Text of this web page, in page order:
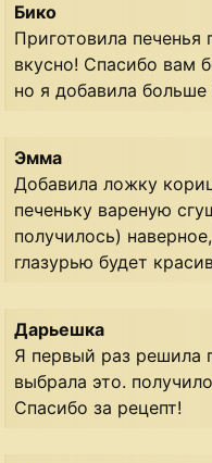
Бико
Приготовила печенья
вкусно! Спасибо вам
но я добавила больше
Эмма
Добавила ложку
печеньку вареную
получилось)
глазурью будет
Дарьешка
Я первый раз решила
выбрала это.
Спасибо за рецепт!